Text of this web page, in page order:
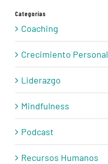
Categorías
Coaching
Crecimiento Personal
Liderazgo
Mindfulness
Podcast
Recursos Humanos